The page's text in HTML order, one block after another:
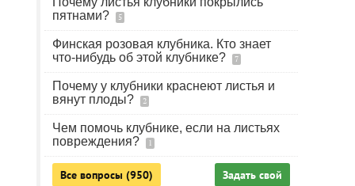
пятнами?
5
Финская розовая клубника. Кто знает
что-нибудь об этой клубнике?
7
Почему у клубники краснеют листья и
вянут плоды?
2
Чем помочь клубнике, если на листьях
повреждения?
1
Все вопросы (950) Задать свой